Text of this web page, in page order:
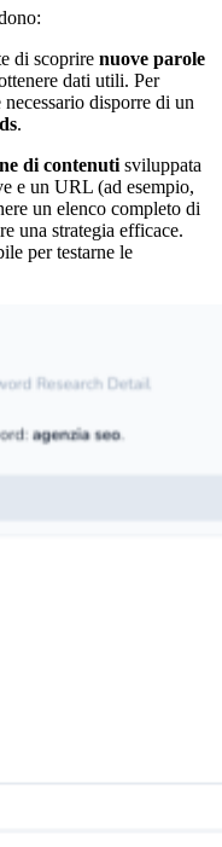
di scoprire nuove parole
dati utili. Per
disporre di un
.
di contenuti sviluppata
e un URL (ad esempio,
un elenco completo di
una strategia efficace.
per testarne le